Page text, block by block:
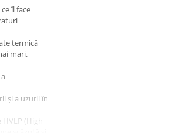
îl face
termică
mari.
și a uzurii în
(High